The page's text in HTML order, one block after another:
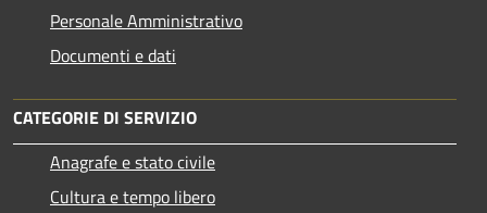
Personale Amministrativo
Documenti e dati
CATEGORIE DI SERVIZIO
Anagrafe e stato civile
Cultura e tempo libero